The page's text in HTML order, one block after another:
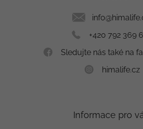
info@
+420 792 369
Sledujte nás také na
himalife.cz
Informace pro